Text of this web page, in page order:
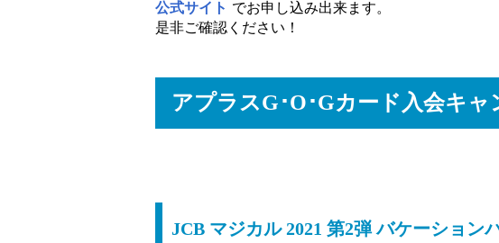
公式サイト でお申し込み出来ます。
是非ご確認ください！
アプラスG･O･Gカード入会キャ
JCB マジカル 2021 第2弾 バケーション